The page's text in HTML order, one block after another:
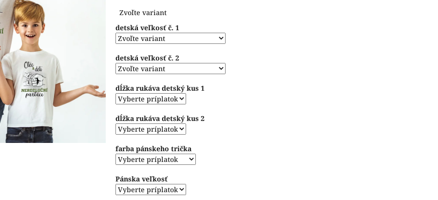
5,0
5
hviezdičiek.
cena:
Zvoľte variant
detská veľkosť č. 1
detská veľkosť č. 2
dĺžka rukáva detský kus 1
dĺžka rukáva detský kus 2
farba pánskeho trička
Pánska veľkosť